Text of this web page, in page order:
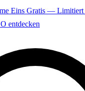
Eins Gratis — Limitiert
entdecken